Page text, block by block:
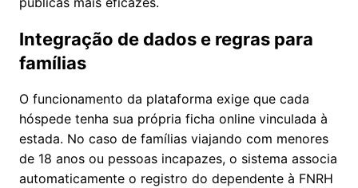
Integração de dados e regras para
famílias
O funcionamento da plataforma exige que cada
hóspede tenha sua própria ficha online vinculada à
estada. No caso de famílias viajando com menores
de 18 anos ou pessoas incapazes, o sistema associa
automaticamente o registro do dependente à FNRH